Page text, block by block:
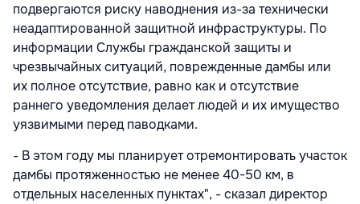
подвергаются риску наводнения из-за технически
неадаптированной защитной инфраструктуры. По
информации Службы гражданской защиты и
чрезвычайных ситуаций, поврежденные дамбы или
их полное отсутствие, равно как и отсутствие
раннего уведомления делает людей и их имущество
уязвимыми перед паводками.
- В этом году мы планирует отремонтировать участок
дамбы протяженностью не менее 40-50 км, в
отдельных населенных пунктах", - сказал директор